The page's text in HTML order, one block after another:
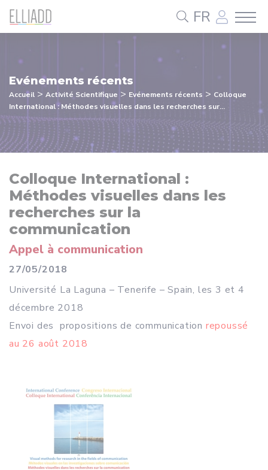
FR
Evénements récents
Accueil > Activité Scientifique > Evénements récents > Colloque
International : Méthodes visuelles dans les recherches sur...
Colloque International :
Méthodes visuelles dans les
recherches sur la
communication
Appel à communication
27/05/2018
Université La Laguna – Tenerife – Spain, les 3 et 4
décembre 2018
Envoi des propositions de communication repoussé
au 26 août 2018
Panneau de gestion des cookies